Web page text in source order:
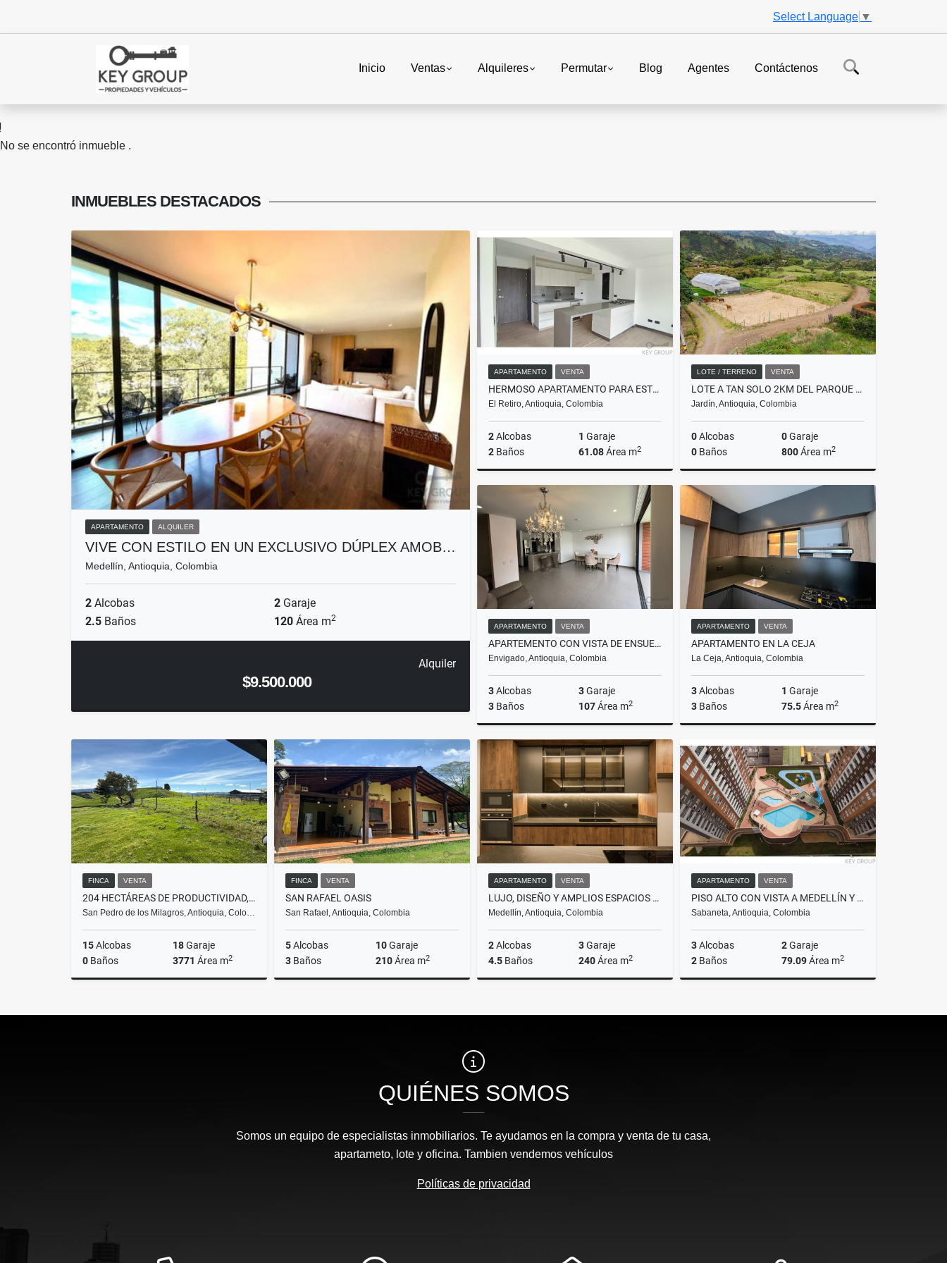
Select Language ▼
Inicio Ventas Alquileres Permutar Blog Agentes Contáctenos
No se encontró inmueble .
INMUEBLES DESTACADOS
APARTAMENTO ALQUILER
VIVE CON ESTILO EN UN EXCLUSIVO DÚPLEX AMOB…
Medellín, Antioquia, Colombia
2 Alcobas 2 Garaje
2.5 Baños 120 Área m2
Alquiler
$9.500.000
APARTAMENTO VENTA
HERMOSO APARTAMENTO PARA ESTRENAR EN EL RETIRO
El Retiro, Antioquia, Colombia
2Alcobas 1 Garaje
2 Baños 61.08Área m2
Venta
LOTE / TERRENO VENTA
LOTE A TAN SOLO 2KM DEL PARQUE PRINCIPAL DE JARDÍN.
Jardín, Antioquia, Colombia
0Alcobas 0Garaje
0 Baños 800Área m2
$230.000.000
APARTAMENTO VENTA
APARTEMENTO CON VISTA DE ENSUEÑO
Envigado, Antioquia, Colombia
3Alcobas 3Garaje
3 Baños 107Área m2
Venta
$990.000.000
APARTAMENTO VENTA
APARTAMENTO EN LA CEJA
La Ceja, Antioquia, Colombia
3Alcobas 1 Garaje
3 Baños 75.5Área m2
Venta
$490.000.000
FINCA VENTA
204 HECTÁREAS DE PRODUCTIVIDAD, RENTABILIDAD Y POTENCIAL DE INVERSIÓN
San Pedro de los Milagros, Antioquia, Colo…
15Alcobas 18Garaje
0 Baños 3771 Área m2
$24.000.000.000
FINCA VENTA
SAN RAFAEL OASIS
San Rafael, Antioquia, Colombia
5Alcobas 10Garaje
3 Baños 210Área m2
$1.100.000.000
APARTAMENTO VENTA
LUJO, DISEÑO Y AMPLIOS ESPACIOS EN UNA UBICACIÓN QUE LO TIENE TODO
Medellín, Antioquia, Colombia
2Alcobas 3Garaje
4.5 Baños 240Área m2
$2.690.000.000
APARTAMENTO VENTA
PISO ALTO CON VISTA A MEDELLÍN Y AMENIDADES EXCLUSIVAS
Sabaneta, Antioquia, Colombia
3Alcobas 2Garaje
2 Baños 79.09Área m2
$550.000.000
QUIÉNES SOMOS
Somos un equipo de especialistas inmobiliarios. Te ayudamos en la compra y venta de tu casa,
apartameto, lote y oficina. Tambien vendemos vehículos
Políticas de privacidad